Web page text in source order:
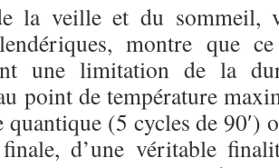
la veille et du sommeil,
montre que
une limitation de la
point de température
quantique (5 cycles de 90′)
finale, d’une véritable